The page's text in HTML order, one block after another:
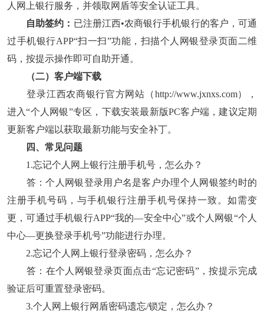
人网上银行服务，并领取网盾等安全认证工具。
自助签约： 已注册江西•农商银行手机银行的客户，可通
过手机银行APP“扫一扫”功能，扫描个人网银登录页面二维
码，按提示操作即可自助开通。
（二）客户端下载
登录江西农商银行官方网站（http://www.jxnxs.com），
进入“个人网银”专区，下载安装最新版PC客户端，建议定期
更新客户端以获取最新功能与安全补丁。
四、常见问题
1.忘记个人网上银行注册手机号，怎么办？
答：个人网银登录用户名是客户办理个人网银签约时的
注册手机号码，与手机银行注册手机号保持一致。如需变
更，可通过手机银行APP“我的—安全中心”或个人网银“个人
中心—更换登录手机号”功能进行办理。
2.忘记个人网上银行登录密码，怎么办？
答：在个人网银登录页面点击“忘记密码”，按提示完成
验证后可重置登录密码。
3.个人网上银行网盾密码遗忘/锁定，怎么办？